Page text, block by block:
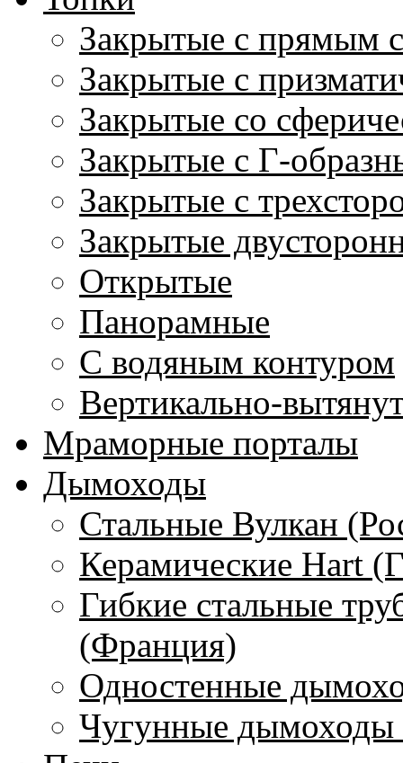
Закрытые с прямым
Закрытые с
Закрытые со
Закрытые с Г-
Закрытые с
Закрытые
Открытые
Панорамные
С водяным контуром
Вертикально-
Мраморные порталы
Дымоходы
Стальные Вулкан
Керамические Hart
Гибкие стальные
(Франция)
Одностенные
Чугунные